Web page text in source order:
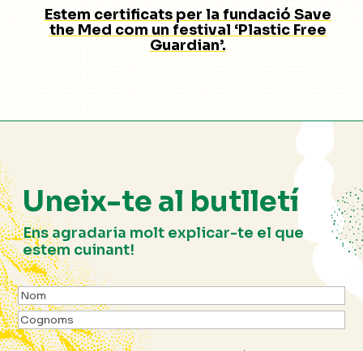
Estem certificats per la fundació Save
the Med com un festival ‘Plastic Free
Guardian’.
Uneix-te al butlletí
Ens agradaria molt explicar-te el que
estem cuinant!
Nom
Nom
Cognoms